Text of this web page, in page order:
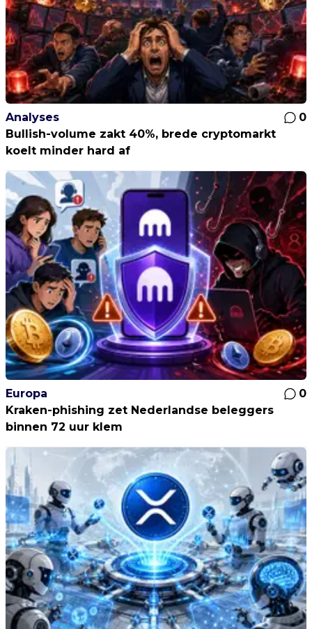
Analyses
0
Bullish-volume zakt 40%, brede cryptomarkt
koelt minder hard af
Europa
0
Kraken-phishing zet Nederlandse beleggers
binnen 72 uur klem